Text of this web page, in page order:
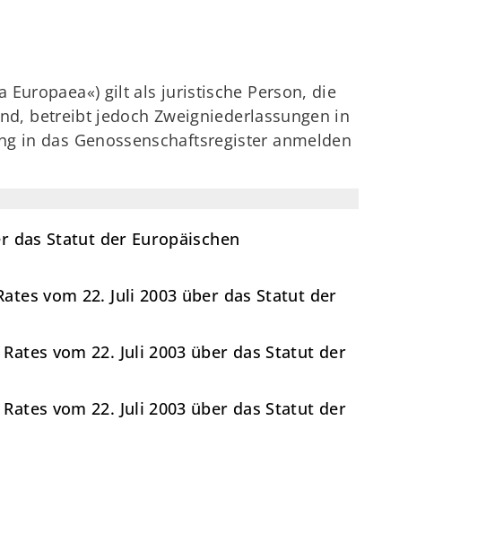
Europaea«) gilt als juristische Person, die
betreibt jedoch Zweigniederlassungen in
in das Genossenschaftsregister anmelden
das Statut der Europäischen
vom 22. Juli 2003 über das Statut der
vom 22. Juli 2003 über das Statut der
vom 22. Juli 2003 über das Statut der